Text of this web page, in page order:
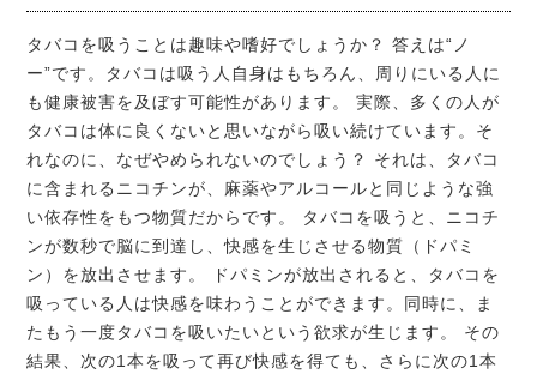
タバコを吸うことは趣味や嗜好でしょうか？ 答えは“ノ
ー”です。タバコは吸う人自身はもちろん、周りにいる人に
も健康被害を及ぼす可能性があります。 実際、多くの人が
タバコは体に良くないと思いながら吸い続けています。そ
れなのに、なぜやめられないのでしょう？ それは、タバコ
に含まれるニコチンが、麻薬やアルコールと同じような強
い依存性をもつ物質だからです。 タバコを吸うと、ニコチ
ンが数秒で脳に到達し、快感を生じさせる物質（ドパミ
ン）を放出させます。 ドパミンが放出されると、タバコを
吸っている人は快感を味わうことができます。同時に、ま
たもう一度タバコを吸いたいという欲求が生じます。 その
結果、次の1本を吸って再び快感を得ても、さらに次の1本